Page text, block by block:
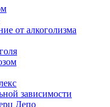
от алкоголизма
зависимости
Депо